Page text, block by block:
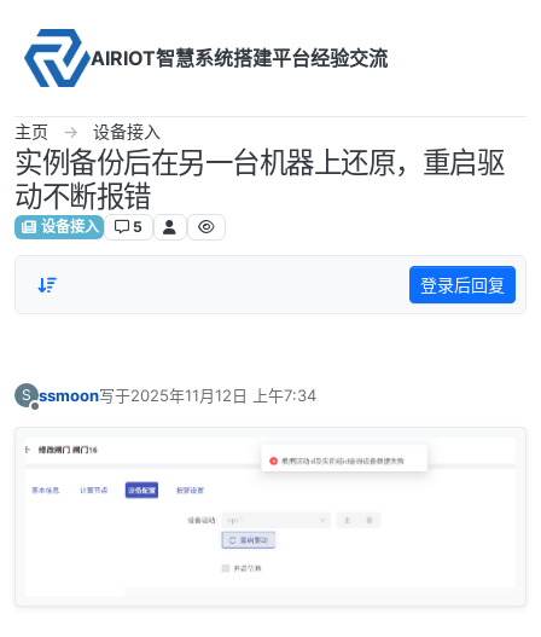
AIRIOT智慧系统搭建平台经验交流
主页 设备接入
实例备份后在另一台机器上还原，重启驱
动不断报错
设备接入 5
登录后回复
S ssmoon写于2025年11月12日 上午7:34
最后由 编辑